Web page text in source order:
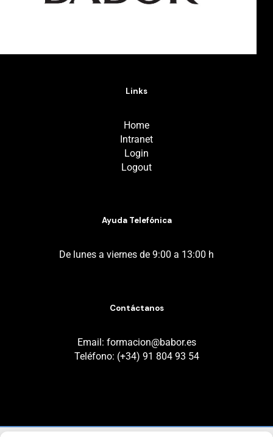
Links
Home
Intranet
Login
Logout
Ayuda Telefónica
De lunes a viernes de 9:00 a 13:00 h
Contáctanos
Email: formacion@babor.es
Teléfono: (+34) 91 804 93 54